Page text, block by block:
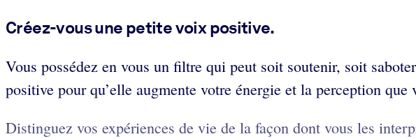
Créez-vous une petite voix positive.
Vous possédez en vous un filtre qui peut soit soutenir, soit
positive pour qu’elle augmente votre énergie et la perception que
Distinguez vos expériences de vie de la façon dont vous les